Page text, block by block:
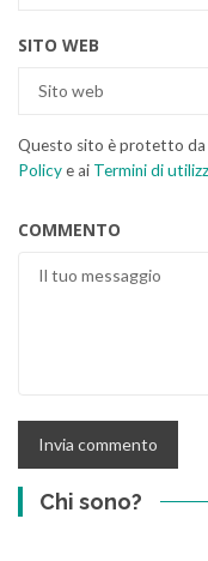
SITO WEB
Questo sito è protetto da
Policye ai Termini di
COMMENTO
Chi sono?